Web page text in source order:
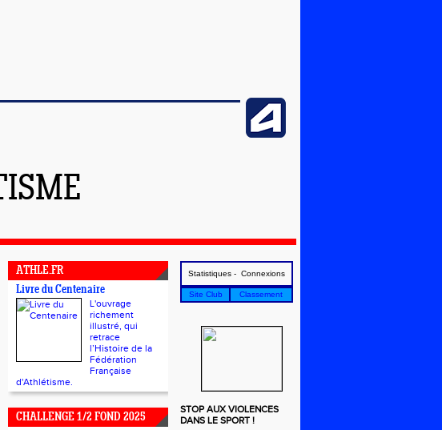
ATHLE.FR
Livre du Centenaire
L'ouvrage
richement
illustré, qui
retrace
l’Histoire de la
Fédération
Française
d'Athlétisme.
CHALLENGE 1/2 FOND 2025
Statistiques - Connexions
Site Club Classement
STOP AUX VIOLENCES
DANS LE SPORT !